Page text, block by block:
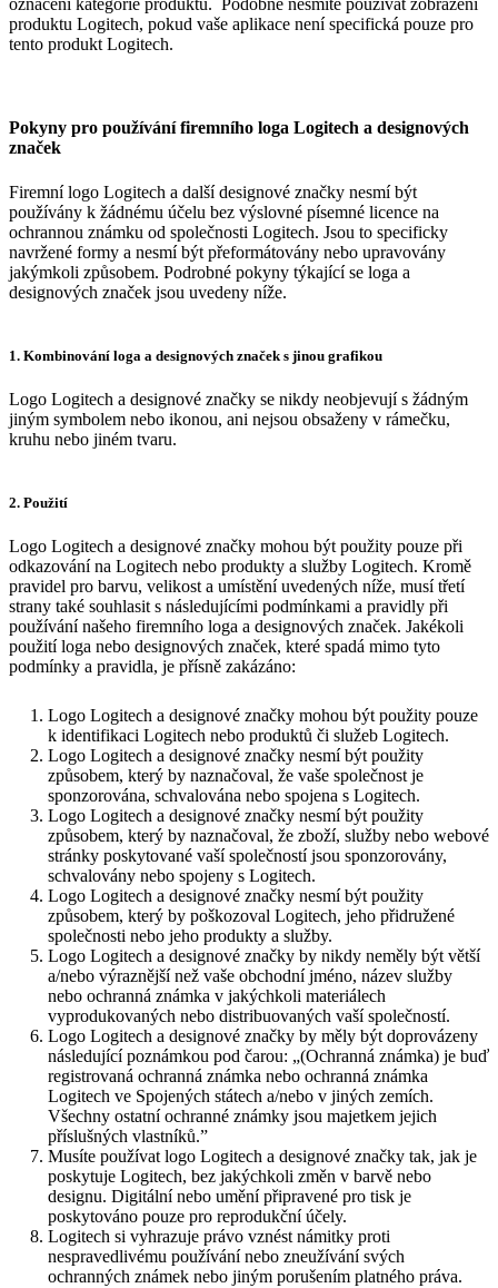
označení kategorie produktů. Podobně nesmíte používat zobrazení
produktu Logitech, pokud vaše aplikace není specifická pouze pro
tento produkt Logitech.
Pokyny pro používání firemního loga Logitech a designových
značek
Firemní logo Logitech a další designové značky nesmí být
používány k žádnému účelu bez výslovné písemné licence na
ochrannou známku od společnosti Logitech. Jsou to specificky
navržené formy a nesmí být přeformátovány nebo upravovány
jakýmkoli způsobem. Podrobné pokyny týkající se loga a
designových značek jsou uvedeny níže.
1. Kombinování loga a designových značek s jinou grafikou
Logo Logitech a designové značky se nikdy neobjevují s žádným
jiným symbolem nebo ikonou, ani nejsou obsaženy v rámečku,
kruhu nebo jiném tvaru.
2. Použití
Logo Logitech a designové značky mohou být použity pouze při
odkazování na Logitech nebo produkty a služby Logitech. Kromě
pravidel pro barvu, velikost a umístění uvedených níže, musí třetí
strany také souhlasit s následujícími podmínkami a pravidly při
používání našeho firemního loga a designových značek. Jakékoli
použití loga nebo designových značek, které spadá mimo tyto
podmínky a pravidla, je přísně zakázáno:
Logo Logitech a designové značky mohou být použity pouze
k identifikaci Logitech nebo produktů či služeb Logitech.
Logo Logitech a designové značky nesmí být použity
způsobem, který by naznačoval, že vaše společnost je
sponzorována, schvalována nebo spojena s Logitech.
Logo Logitech a designové značky nesmí být použity
způsobem, který by naznačoval, že zboží, služby nebo webové
stránky poskytované vaší společností jsou sponzorovány,
schvalovány nebo spojeny s Logitech.
Logo Logitech a designové značky nesmí být použity
způsobem, který by poškozoval Logitech, jeho přidružené
společnosti nebo jeho produkty a služby.
Logo Logitech a designové značky by nikdy neměly být větší
a/nebo výraznější než vaše obchodní jméno, název služby
nebo ochranná známka v jakýchkoli materiálech
vyprodukovaných nebo distribuovaných vaší společností.
Logo Logitech a designové značky by měly být doprovázeny
následující poznámkou pod čarou: „(Ochranná známka) je buď
registrovaná ochranná známka nebo ochranná známka
Logitech ve Spojených státech a/nebo v jiných zemích.
Všechny ostatní ochranné známky jsou majetkem jejich
příslušných vlastníků.”
Musíte používat logo Logitech a designové značky tak, jak je
poskytuje Logitech, bez jakýchkoli změn v barvě nebo
designu. Digitální nebo umění připravené pro tisk je
poskytováno pouze pro reprodukční účely.
Logitech si vyhrazuje právo vznést námitky proti
nespravedlivému používání nebo zneužívání svých
ochranných známek nebo jiným porušením platného práva.